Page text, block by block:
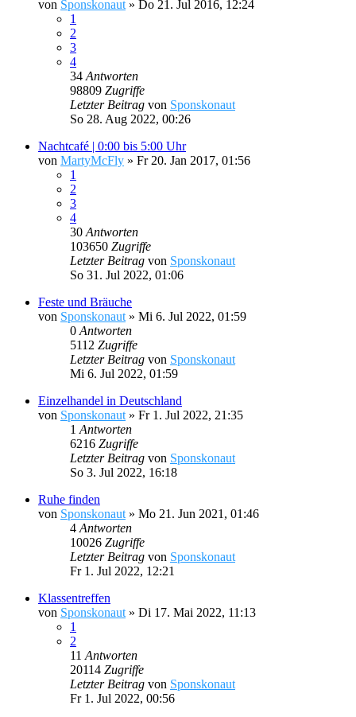
von Sponskonaut » Do 21. Jul 2016, 12:24
1
2
3
4
34 Antworten
98809 Zugriffe
Letzter Beitrag von Sponskonaut
So 28. Aug 2022, 00:26
Nachtcafé | 0:00 bis 5:00 Uhr
von MartyMcFly » Fr 20. Jan 2017, 01:56
1
2
3
4
30 Antworten
103650 Zugriffe
Letzter Beitrag von Sponskonaut
So 31. Jul 2022, 01:06
Feste und Bräuche
von Sponskonaut » Mi 6. Jul 2022, 01:59
0 Antworten
5112 Zugriffe
Letzter Beitrag von Sponskonaut
Mi 6. Jul 2022, 01:59
Einzelhandel in Deutschland
von Sponskonaut » Fr 1. Jul 2022, 21:35
1 Antworten
6216 Zugriffe
Letzter Beitrag von Sponskonaut
So 3. Jul 2022, 16:18
Ruhe finden
von Sponskonaut » Mo 21. Jun 2021, 01:46
4 Antworten
10026 Zugriffe
Letzter Beitrag von Sponskonaut
Fr 1. Jul 2022, 12:21
Klassentreffen
von Sponskonaut » Di 17. Mai 2022, 11:13
1
2
11 Antworten
20114 Zugriffe
Letzter Beitrag von Sponskonaut
Fr 1. Jul 2022, 00:56